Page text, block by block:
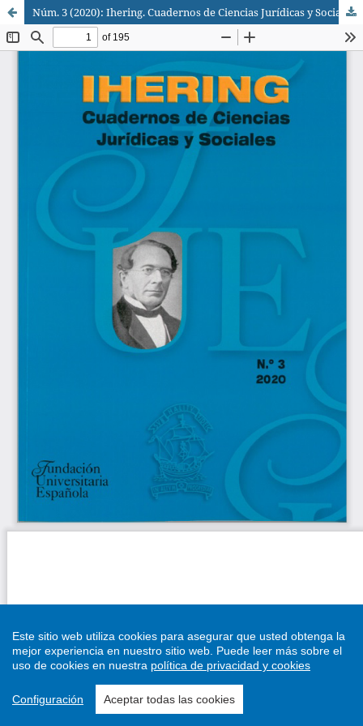
Núm. 3 (2020): Ihering. Cuadernos de Ciencias Jurídicas y Sociales.
Este sitio web utiliza cookies para asegurar que usted obtenga la
mejor experiencia en nuestro sitio web. Puede leer más sobre el
uso de cookies en nuestra política de privacidad y cookies
Configuración Aceptar todas las cookies